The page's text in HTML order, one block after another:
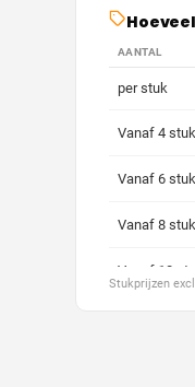
AANTAL
per stuk
Vanaf 4
Vanaf 6
Vanaf 8
Vanaf 10
Stukprijzen